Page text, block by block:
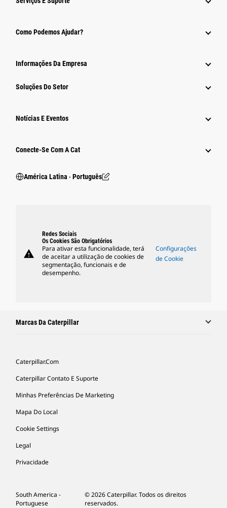
Como Podemos Ajudar?
Informações Da Empresa
Soluções Do Setor
Notícias E Eventos
Conecte-Se Com A Cat
América Latina ‧ Português
warning
Redes Sociais
Os Cookies São Obrigatórios
Para ativar esta funcionalidade, terá
de aceitar a utilização de cookies de
segmentação, funcionais e de
desempenho.
Configurações
de Cookie
Marcas Da Caterpillar
Caterpillar.com
Caterpillar Contato E Suporte
Minhas Preferências De Marketing
Mapa Do Local
Cookie Settings
Legal
Privacidade
South America -
Portuguese
© 2026 Caterpillar. Todos os direitos
reservados.